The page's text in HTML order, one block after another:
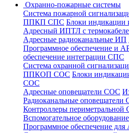
Охранно-пожарные системы
Система пожарной
ППКП СПС Блоки индикации
Адресный ИПТЛ с
Адресные радиоканальные ИП
Программное обеспечение и
обеспечение интеграции СПС
Система охранной
ППКОП СОС Блоки
СОС
Адресные оповещатели СОС
Радиоканальные оповещатели
Контроллеры
Вспомогательное
Программное обеспечение